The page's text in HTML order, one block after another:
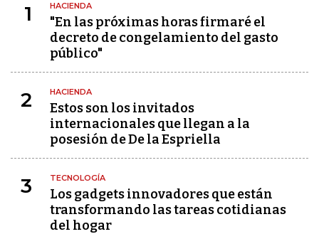
1 HACIENDA
"En las próximas horas firmaré el
decreto de congelamiento del gasto
público"
2 HACIENDA
Estos son los invitados
internacionales que llegan a la
posesión de De la Espriella
3 TECNOLOGÍA
Los gadgets innovadores que están
transformando las tareas cotidianas
del hogar